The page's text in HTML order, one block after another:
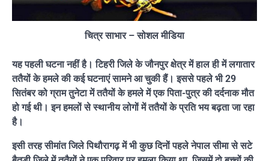
चित्र साभार – सोशल मीडिया
यह पहली घटना नहीं है। टिहरी जिले के जौनपुर क्षेत्र में हाल ही में लगातार
ततैयों के हमले की कई घटनाएं सामने आ चुकी हैं। इससे पहले भी 29
सितंबर को ग्राम तुनेटा में ततैयों के हमले में एक पिता-पुत्र की दर्दनाक मौत
हो गई थी। इन हमलों से स्थानीय लोगों में ततैयों के प्रति भय बढ़ता जा रहा
है।
इसी तरह सीमांत जिले पिथौरागढ़ में भी कुछ दिनों पहले नेपाल सीमा से सटे